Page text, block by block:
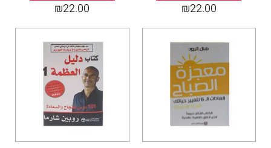
₪22.00
₪22.00